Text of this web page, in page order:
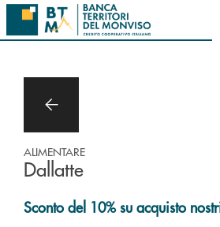
Salta al contenuto principale
ALIMENTARE
Dallatte
Sconto del 10% su acquisto